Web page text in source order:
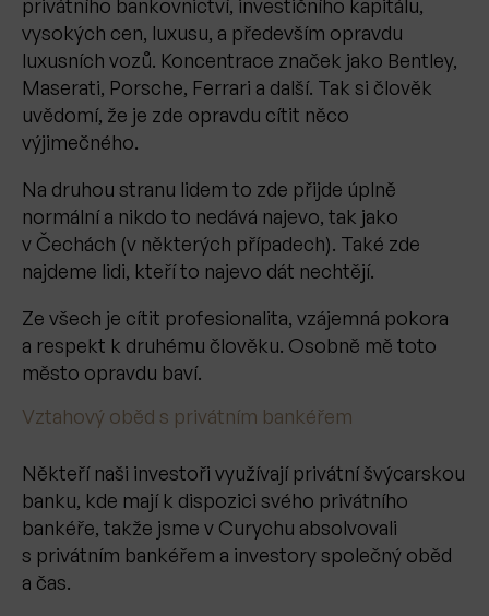
privátního bankovnictví, investičního kapitálu,
vysokých cen, luxusu, a především opravdu
luxusních vozů. Koncentrace značek jako Bentley,
Maserati, Porsche, Ferrari a další. Tak si člověk
uvědomí, že je zde opravdu cítit něco
výjimečného.
Na druhou stranu lidem to zde přijde úplně
normální a nikdo to nedává najevo, tak jako
v Čechách (v některých případech). Také zde
najdeme lidi, kteří to najevo dát nechtějí.
Ze všech je cítit profesionalita, vzájemná pokora
a respekt k druhému člověku. Osobně mě toto
město opravdu baví.
Vztahový oběd s privátním bankéřem
Někteří naši investoři využívají privátní švýcarskou
banku, kde mají k dispozici svého privátního
bankéře, takže jsme v Curychu absolvovali
s privátním bankéřem a investory společný oběd
a čas.